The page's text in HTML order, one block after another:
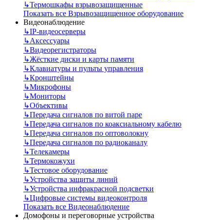
↳Термошкафы взрывозащищенные
Показать все Взрывозащищенное оборудование
Видеонаблюдение
↳IP-видеосерверы
↳Аксессуары
↳Видеорегистраторы
↳Жёсткие диски и карты памяти
↳Клавиатуры и пульты управления
↳Кронштейны
↳Микрофоны
↳Мониторы
↳Объективы
↳Передача сигналов по витой паре
↳Передача сигналов по коаксиальному кабелю
↳Передача сигналов по оптоволокну
↳Передача сигналов по радиоканалу
↳Телекамеры
↳Термокожухи
↳Тестовое оборудование
↳Устройства защиты линий
↳Устройства инфракрасной подсветки
↳Цифровые системы видеоконтроля
Показать все Видеонаблюдение
Домофоны и переговорные устройства